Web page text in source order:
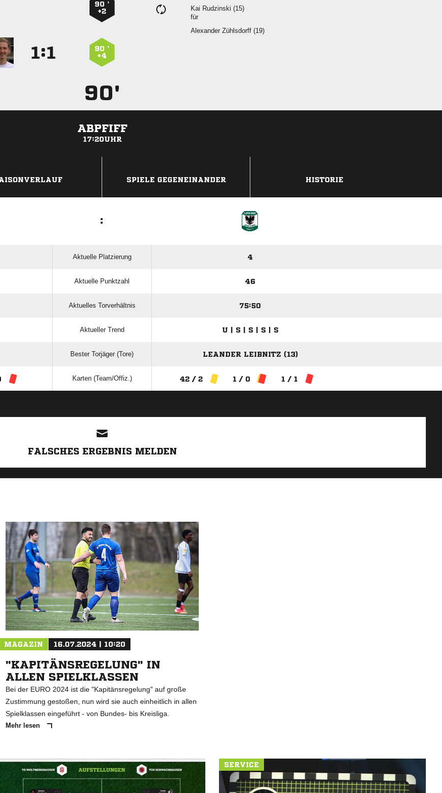
90 ’
+2
  
für
  
:
90 ’
+4
90'
ABPFIFF
17:20UHR
SPIELE GEGENEINANDER HISTORIE
:
Aktuelle Platzierung 4
Aktuelle Punktzahl 46
Aktuelles Torverhältnis 75:50
Aktueller Trend U | S | S | S | S
Bester Torjäger (Tore) LEANDER LEIBNITZ (13)
Karten (Team/Offiz.) 42 / 2 1 / 0 1 / 1
FALSCHES ERGEBNIS MELDEN
MAGAZIN 16.07.2024 | 10:20
"KAPITÄNSREGELUNG" IN
ALLEN SPIELKLASSEN
Bei der EURO 2024 ist die "Kapitänsregelung" auf große
Zustimmung gestoßen, nun wird sie auch einheitlich in allen
Spielklassen eingeführt - von Bundes- bis Kreisliga.
Mehr lesen
SERVICE